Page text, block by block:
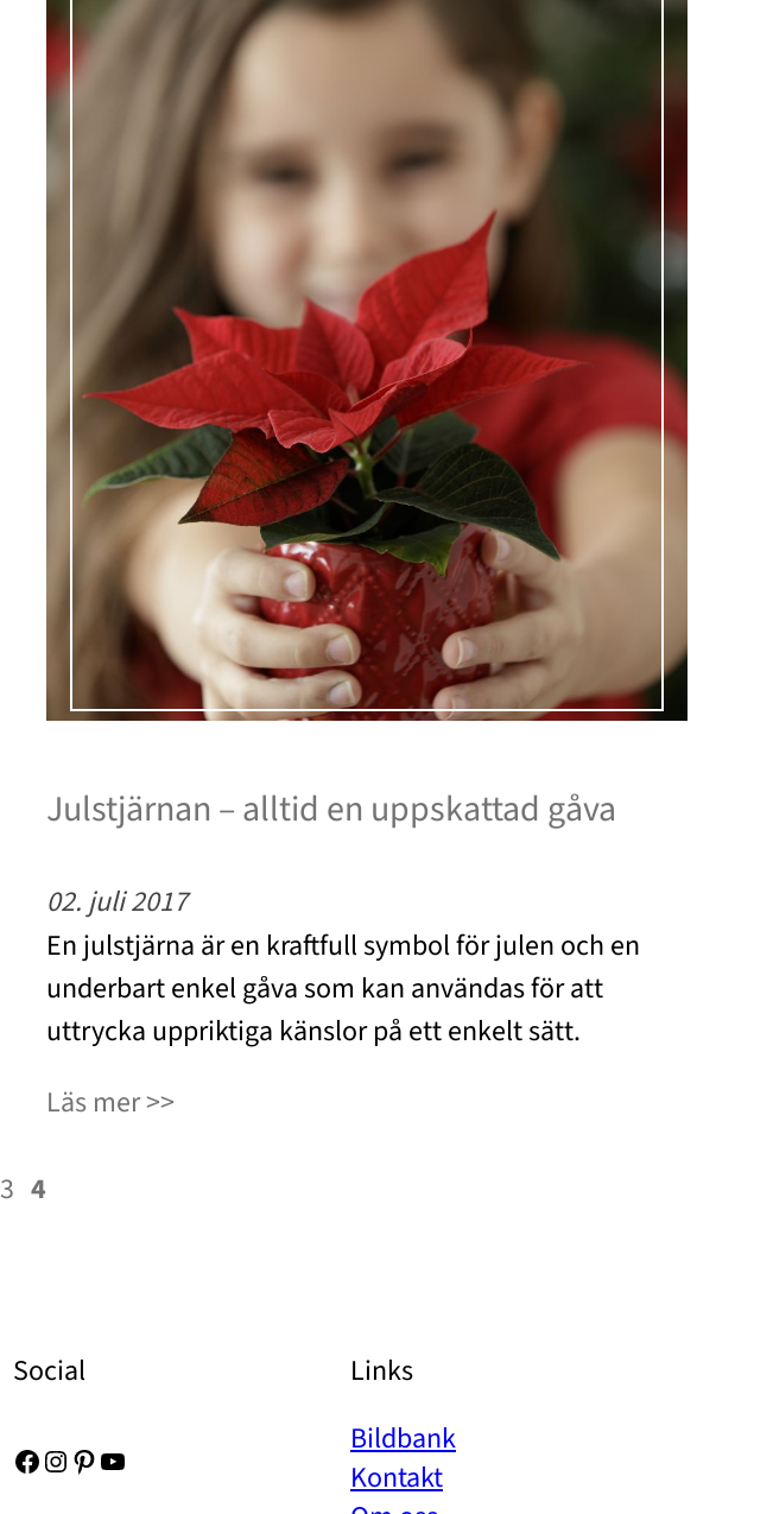
Julstjärnan – alltid en uppskattad gåva
02. juli 2017
En julstjärna är en kraftfull symbol för julen och en
underbart enkel gåva som kan användas för att
uttrycka uppriktiga känslor på ett enkelt sätt.
Läs mer
3 4
Social
Facebook Instagram Pinterest YouTube
Links
Bildbank
Kontakt